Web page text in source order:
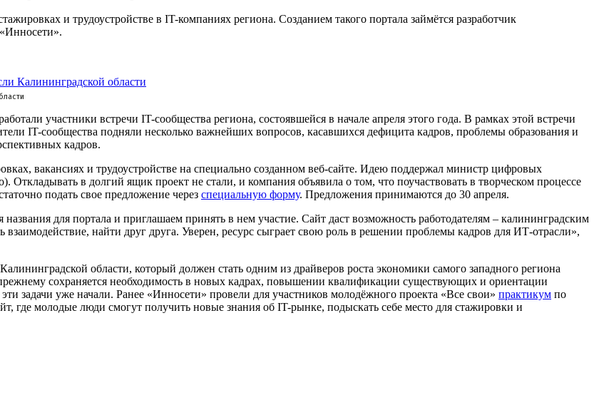
и трудоустройстве в IT-компаниях региона. Созданием такого портала займётся разработчик
участники встречи IT-сообщества региона, состоявшейся в начале апреля этого года. В рамках этой встречи
IT-сообщества подняли несколько важнейших вопросов, касавшихся дефицита кадров, проблемы образования и
кадров.
вакансиях и трудоустройстве на специально созданном веб-сайте. Идею поддержал министр цифровых
Откладывать в долгий ящик проект не стали, и компания объявила о том, что поучаствовать в творческом процессе
подать свое предложение через специальную форму. Предложения принимаются до 30 апреля.
для портала и приглашаем принять в нем участие. Сайт даст возможность работодателям – калининградским
найти друг друга. Уверен, ресурс сыграет свою роль в решении проблемы кадров для ИТ-отрасли»,
области, который должен стать одним из драйверов роста экономики самого западного региона
сохраняется необходимость в новых кадрах, повышении квалификации существующих и ориентации
задачи уже начали. Ранее «Инносети» провели для участников молодёжного проекта «Все свои» практикум по
где молодые люди смогут получить новые знания об IT-рынке, подыскать себе место для стажировки и